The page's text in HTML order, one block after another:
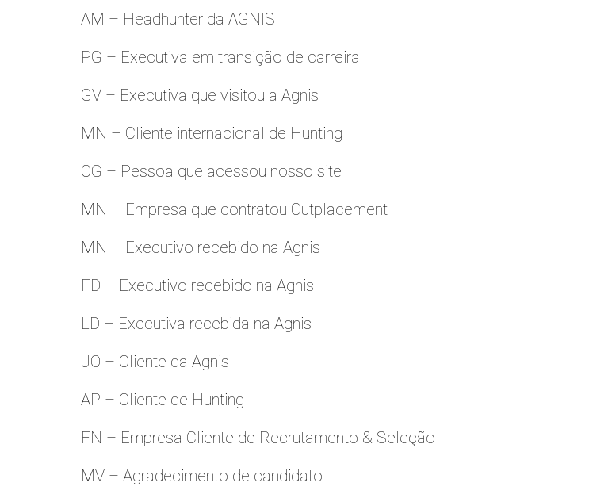
AM – Headhunter da AGNIS
PG – Executiva em transição de carreira
GV – Executiva que visitou a Agnis
MN – Cliente internacional de Hunting
CG – Pessoa que acessou nosso site
MN – Empresa que contratou Outplacement
MN – Executivo recebido na Agnis
FD – Executivo recebido na Agnis
LD – Executiva recebida na Agnis
JO – Cliente da Agnis
AP – Cliente de Hunting
FN – Empresa Cliente de Recrutamento & Seleção
MV – Agradecimento de candidato